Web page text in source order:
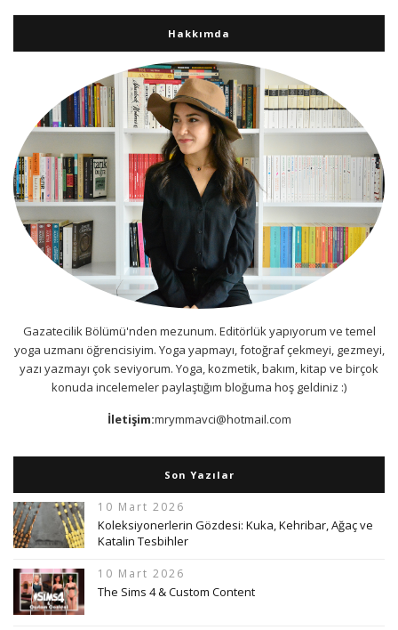
Hakkımda
Gazatecilik Bölümü'nden mezunum. Editörlük yapıyorum ve temel
yoga uzmanı öğrencisiyim. Yoga yapmayı, fotoğraf çekmeyi, gezmeyi,
yazı yazmayı çok seviyorum. Yoga, kozmetik, bakım, kitap ve birçok
konuda incelemeler paylaştığım bloğuma hoş geldiniz :)
İletişim:mrymmavci@hotmail.com
Son Yazılar
10 Mart 2026
Koleksiyonerlerin Gözdesi: Kuka, Kehribar, Ağaç ve
Katalin Tesbihler
10 Mart 2026
The Sims 4 & Custom Content